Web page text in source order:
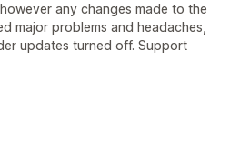
any changes made to the
major problems and headaches,
updates turned off. Support